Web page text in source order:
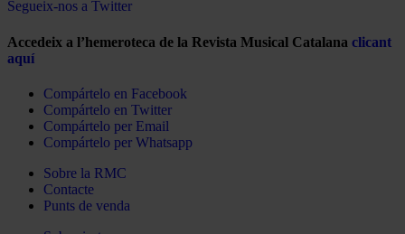
Segueix-nos a Twitter
Accedeix a l’hemeroteca de la Revista Musical Catalana clicant
aquí
Compártelo en Facebook
Compártelo en Twitter
Compártelo per Email
Compártelo per Whatsapp
Sobre la RMC
Contacte
Punts de venda